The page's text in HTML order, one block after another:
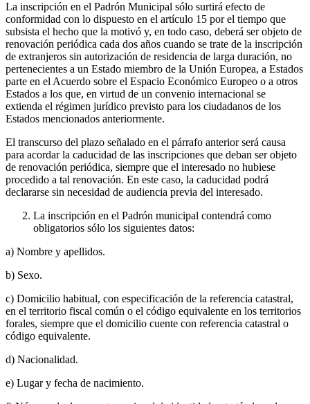
La inscripción en el Padrón Municipal sólo surtirá efecto de
conformidad con lo dispuesto en el artículo 15 por el tiempo que
subsista el hecho que la motivó y, en todo caso, deberá ser objeto de
renovación periódica cada dos años cuando se trate de la inscripción
de extranjeros sin autorización de residencia de larga duración, no
pertenecientes a un Estado miembro de la Unión Europea, a Estados
parte en el Acuerdo sobre el Espacio Económico Europeo o a otros
Estados a los que, en virtud de un convenio internacional se
extienda el régimen jurídico previsto para los ciudadanos de los
Estados mencionados anteriormente.
El transcurso del plazo señalado en el párrafo anterior será causa
para acordar la caducidad de las inscripciones que deban ser objeto
de renovación periódica, siempre que el interesado no hubiese
procedido a tal renovación. En este caso, la caducidad podrá
declararse sin necesidad de audiencia previa del interesado.
La inscripción en el Padrón municipal contendrá como
obligatorios sólo los siguientes datos:
a) Nombre y apellidos.
b) Sexo.
c) Domicilio habitual, con especificación de la referencia catastral,
en el territorio fiscal común o el código equivalente en los territorios
forales, siempre que el domicilio cuente con referencia catastral o
código equivalente.
d) Nacionalidad.
e) Lugar y fecha de nacimiento.